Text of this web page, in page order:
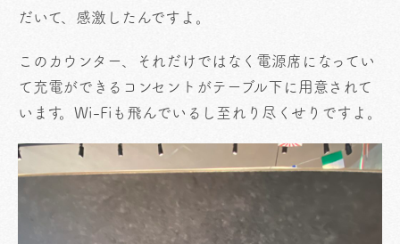
だいて、感激したんですよ。
このカウンター、それだけではなく電源席になってい
て充電ができるコンセントがテーブル下に用意されて
います。Wi-Fiも飛んでいるし至れり尽くせりですよ。